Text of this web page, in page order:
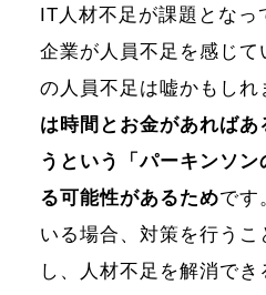
IT人材不足が課題となっ
企業が人員不足を感じて
の人員不足は嘘かもしれ
は時間とお金があればあ
うという「パーキンソ
る可能性があるためです
いる場合、対策を行うこ
し、人材不足を解消でき